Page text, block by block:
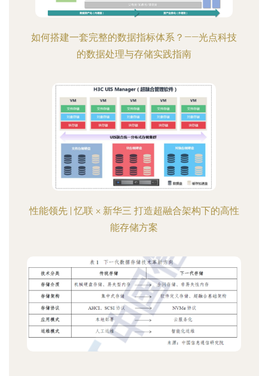
如何搭建一套完整的数据指标体系？——光点科技
的数据处理与存储实践指南
性能领先 | 忆联 × 新华三 打造超融合架构下的高性
能存储方案